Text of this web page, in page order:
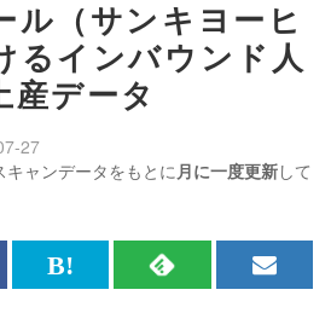
ン
の
表
り
る
ル（サンキヨーヒ
るインバウンド人
産データ
ャンデータをもとに月に一度更新して
27
は
RSS
メ